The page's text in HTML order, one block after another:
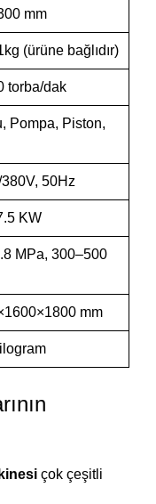
mm
(ürüne bağlıdır)
torba/dak
Pompa, Piston,
50Hz
KW
MPa, 300–500
mm
çok çeşitli